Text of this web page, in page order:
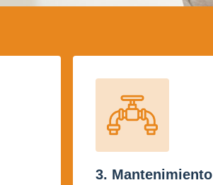
3. Mantenimiento